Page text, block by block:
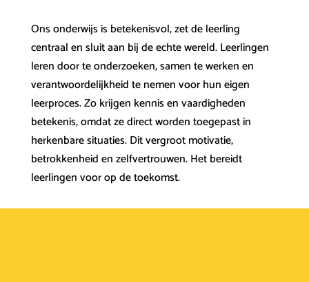
Ons onderwijs is betekenisvol, zet de leerling
centraal en sluit aan bij de echte wereld. Leerlingen
leren door te onderzoeken, samen te werken en
verantwoordelijkheid te nemen voor hun eigen
leerproces. Zo krijgen kennis en vaardigheden
betekenis, omdat ze direct worden toegepast in
herkenbare situaties. Dit vergroot motivatie,
betrokkenheid en zelfvertrouwen. Het bereidt
leerlingen voor op de toekomst.